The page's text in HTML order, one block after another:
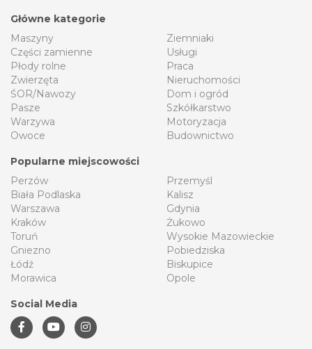
Główne kategorie
Maszyny
Części zamienne
Płody rolne
Zwierzęta
ŚOR/Nawozy
Pasze
Warzywa
Owoce
Ziemniaki
Usługi
Praca
Nieruchomości
Dom i ogród
Szkółkarstwo
Motoryzacja
Budownictwo
Popularne miejscowości
Perzów
Biała Podlaska
Warszawa
Kraków
Toruń
Gniezno
Łódź
Morawica
Przemyśl
Kalisz
Gdynia
Żukowo
Wysokie Mazowieckie
Pobiedziska
Biskupice
Opole
Social Media